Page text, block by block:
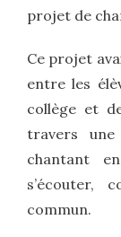
projet de
Ce projet
entre les
collège et
travers
chantant
s’écouter,
commun.